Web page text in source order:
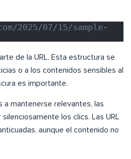
2025/07/15/sample-
de la URL. Esta estructura se
o a los contenidos sensibles al
es importante.
a mantenerse relevantes, las
los clics. Las URL
aunque el contenido no